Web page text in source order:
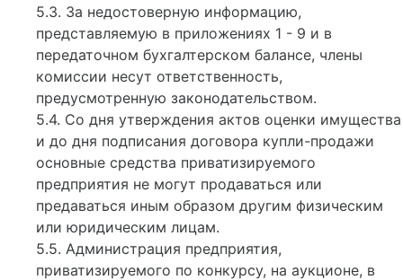
5.3. За недостоверную информацию,
представляемую в приложениях 1 - 9 и в
передаточном бухгалтерском балансе, члены
комиссии несут ответственность,
предусмотренную законодательством.
5.4. Со дня утверждения актов оценки имущества
и до дня подписания договора купли-продажи
основные средства приватизируемого
предприятия не могут продаваться или
предаваться иным образом другим физическим
или юридическим лицам.
5.5. Администрация предприятия,
приватизируемого по конкурсу, на аукционе, в